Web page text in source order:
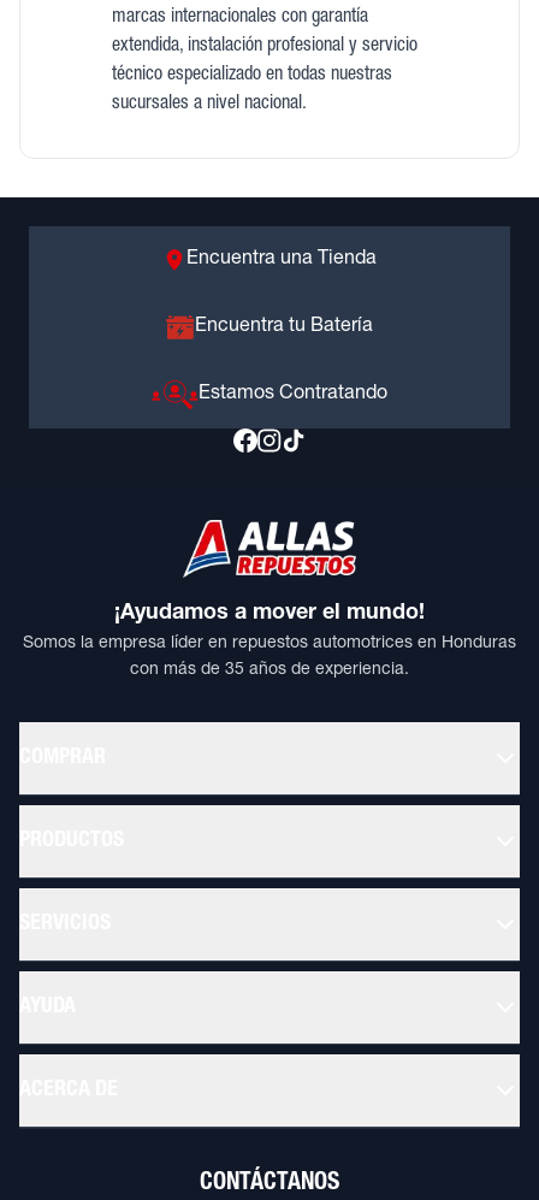
marcas internacionales con garantía
extendida, instalación profesional y servicio
técnico especializado en todas nuestras
sucursales a nivel nacional.
Encuentra una Tienda
Encuentra tu Batería
Estamos Contratando
¡Ayudamos a mover el mundo!
Somos la empresa líder en repuestos automotrices en Honduras
con más de 35 años de experiencia.
CONTÁCTANOS